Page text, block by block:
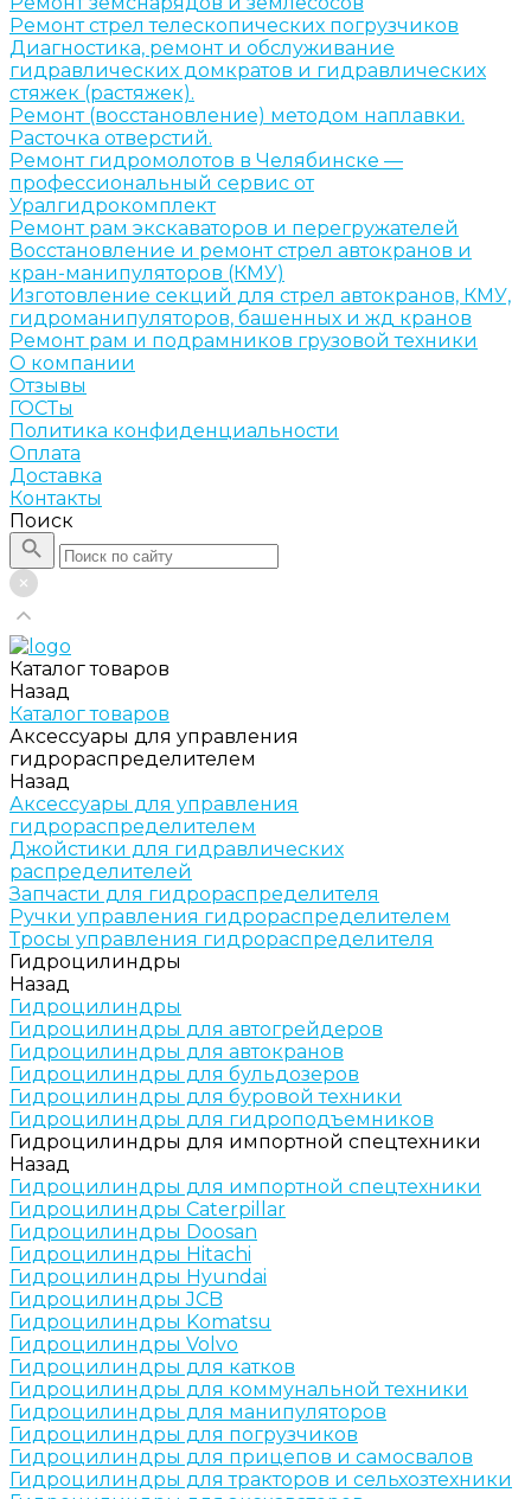
Ремонт стрел телескопических погрузчиков
Диагностика, ремонт и обслуживание
гидравлических домкратов и гидравлических
стяжек (растяжек).
Ремонт (восстановление) методом наплавки.
Расточка отверстий.
Ремонт гидромолотов в Челябинске —
профессиональный сервис от
Уралгидрокомплект
Ремонт рам экскаваторов и перегружателей
Восстановление и ремонт стрел автокранов и
кран-манипуляторов (КМУ)
Изготовление секций для стрел автокранов, КМУ,
гидроманипуляторов, башенных и жд кранов
Ремонт рам и подрамников грузовой техники
О компании
Отзывы
ГОСТы
Политика конфиденциальности
Оплата
Доставка
Контакты
Поиск
Каталог товаров
Назад
Каталог товаров
Аксессуары для управления
гидрораспределителем
Назад
Аксессуары для управления
гидрораспределителем
Джойстики для гидравлических
распределителей
Запчасти для гидрораспределителя
Ручки управления гидрораспределителем
Тросы управления гидрораспределителя
Гидроцилиндры
Назад
Гидроцилиндры
Гидроцилиндры для автогрейдеров
Гидроцилиндры для автокранов
Гидроцилиндры для бульдозеров
Гидроцилиндры для буровой техники
Гидроцилиндры для гидроподъемников
Гидроцилиндры для импортной спецтехники
Назад
Гидроцилиндры для импортной спецтехники
Гидроцилиндры Caterpillar
Гидроцилиндры Doosan
Гидроцилиндры Hitachi
Гидроцилиндры Hyundai
Гидроцилиндры JCB
Гидроцилиндры Komatsu
Гидроцилиндры Volvo
Гидроцилиндры для катков
Гидроцилиндры для коммунальной техники
Гидроцилиндры для манипуляторов
Гидроцилиндры для погрузчиков
Гидроцилиндры для прицепов и самосвалов
Гидроцилиндры для тракторов и сельхозтехники